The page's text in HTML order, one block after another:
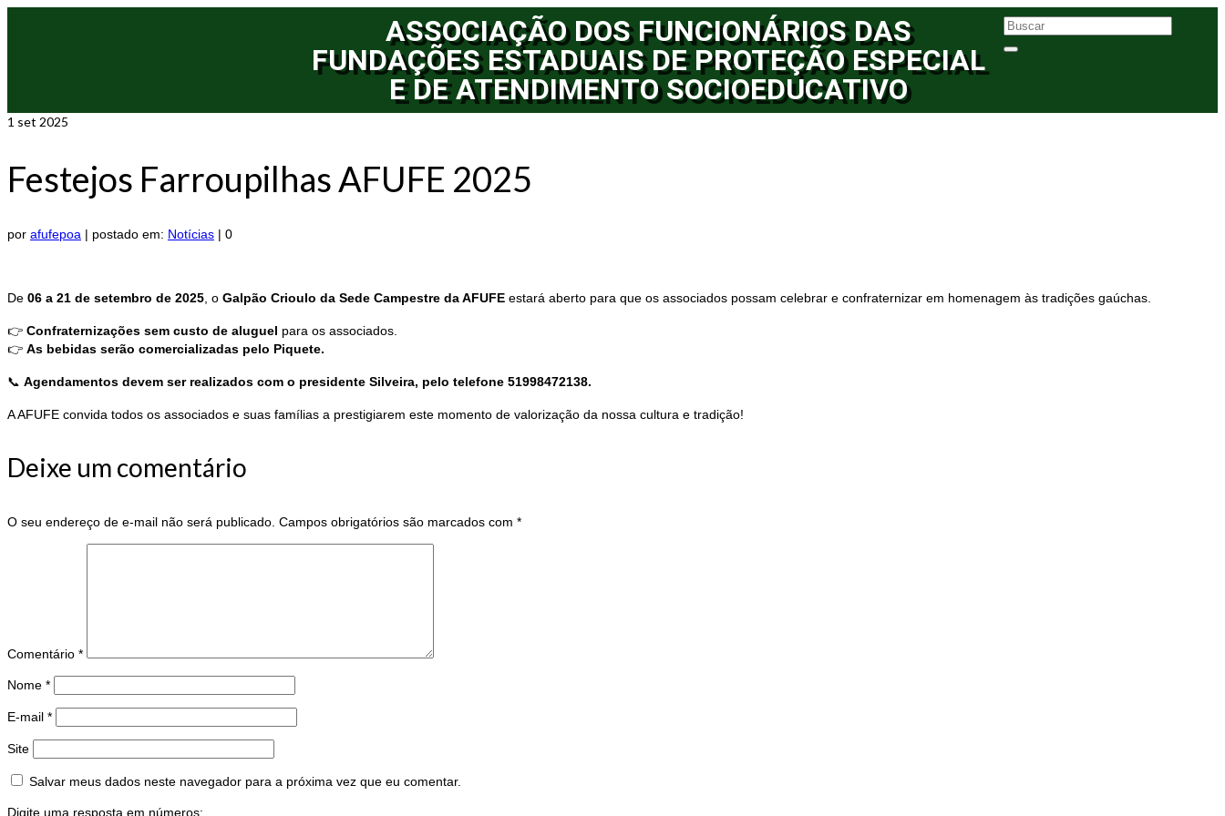
ASSOCIAÇÃO DOS FUNCIONÁRIOS DAS
FUNDAÇÕES ESTADUAIS DE PROTEÇÃO ESPECIAL
E DE ATENDIMENTO SOCIOEDUCATIVO
1 set 2025
Festejos Farroupilhas AFUFE 2025
por afufepoa | postado em: Notícias | 0
De 06 a 21 de setembro de 2025 , o Galpão Crioulo da Sede Campestre da AFUFE estará aberto para que os associados possam celebrar e confraternizar em homenagem às tradições gaúchas.
👉 Confraternizações sem custo de aluguel para os associados.
👉 As bebidas serão comercializadas pelo Piquete.
📞 Agendamentos devem ser realizados com o presidente Silveira, pelo telefone 51998472138.
A AFUFE convida todos os associados e suas famílias a prestigiarem este momento de valorização da nossa cultura e tradição!
Deixe um comentário
O seu endereço de e-mail não será publicado. Campos obrigatórios são marcados com *
Comentário *
Nome *
E-mail *
Site
Salvar meus dados neste navegador para a próxima vez que eu comentar.
Digite uma resposta em números: